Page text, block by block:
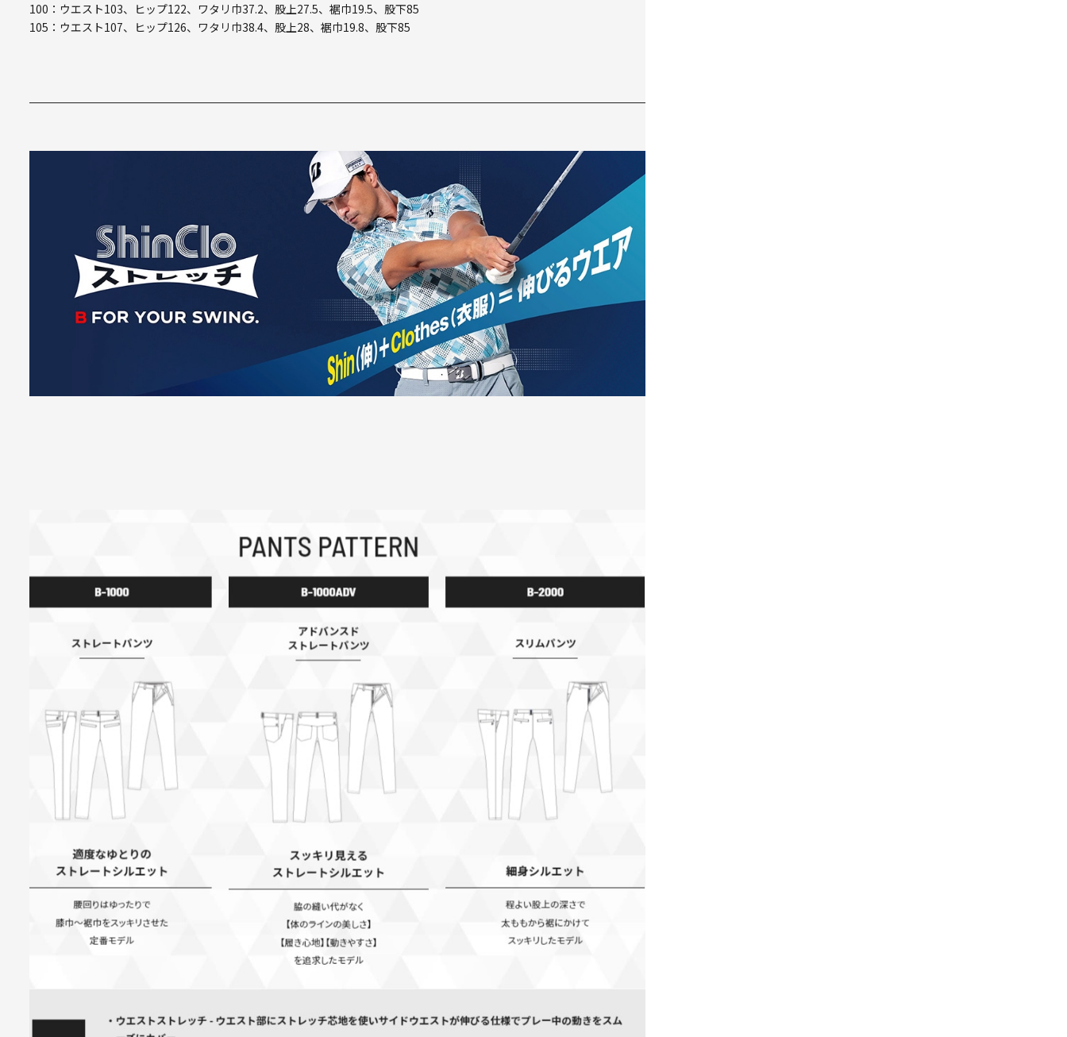
100：ウエスト103、ヒップ122、ワタリ巾37.2、股上27.5、裾巾19.5、股下85
105：ウエスト107、ヒップ126、ワタリ巾38.4、股上28、裾巾19.8、股下85